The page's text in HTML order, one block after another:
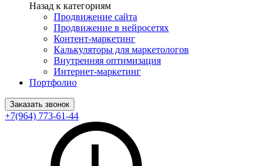
Назад к категориям
Продвижение сайта
Продвижение в нейросетях
Контент-маркетинг
Калькуляторы для маркетологов
Внутренняя оптимизация
Интернет-маркетинг
Портфолио
Заказать звонок
+7(964) 773-61-44